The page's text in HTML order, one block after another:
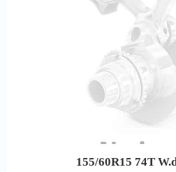
155/60R15 74T